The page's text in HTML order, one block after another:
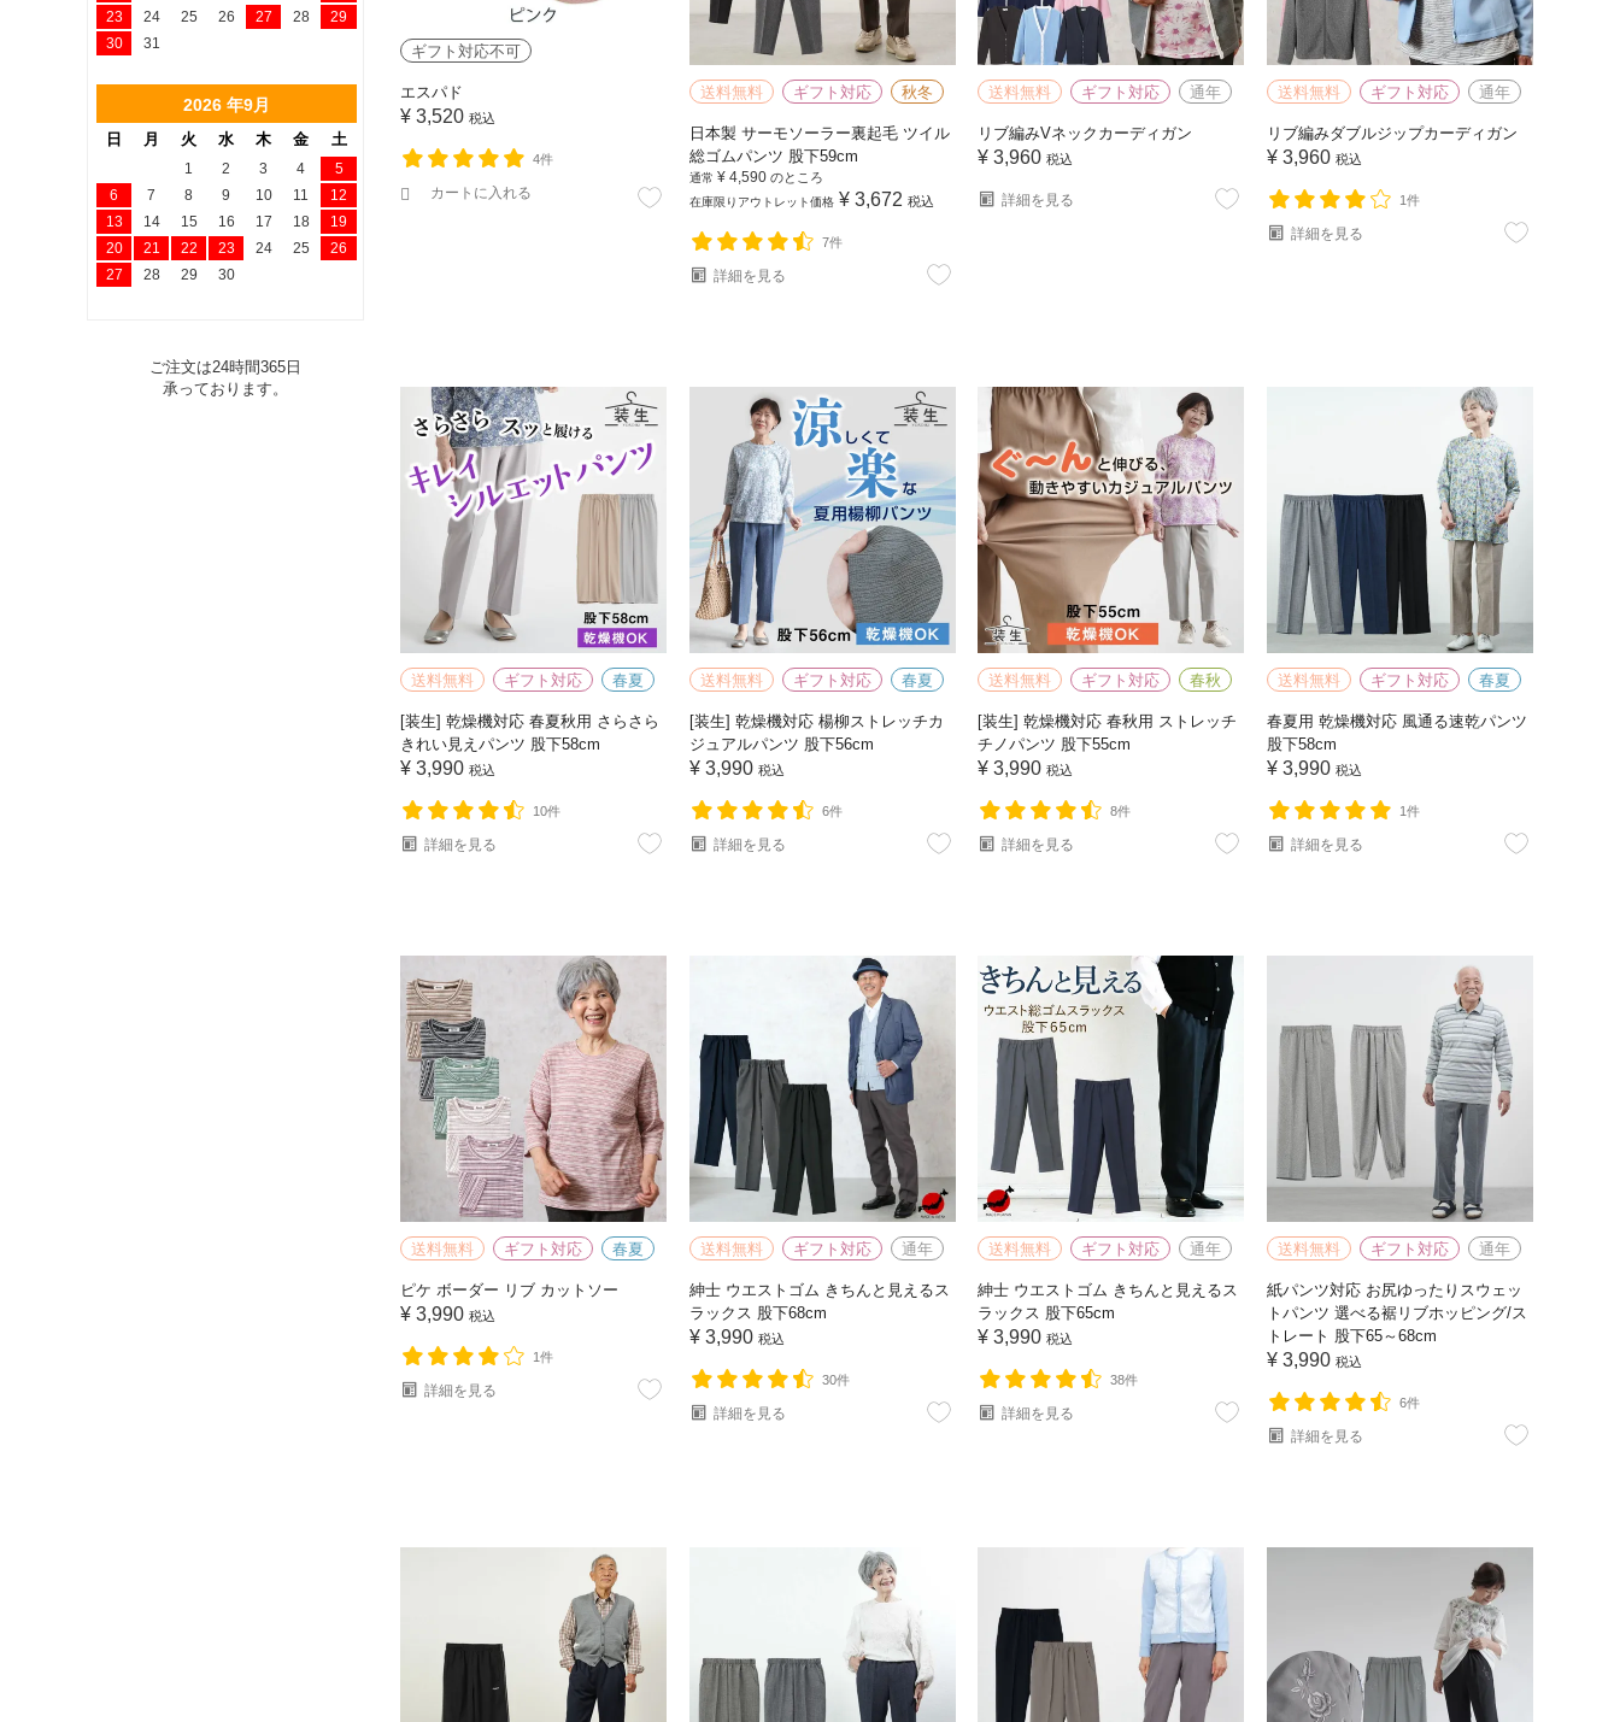
23
24 25 26 27 28
29
30
31
2026 年9月
日 月 火 水 木 金 土
1 2 3 4
5
6
7 8 9 10 11
12
13
14 15 16 17 18
19
20
21 22 23 24 25
26
27
28 29 30
ご注文は24時間365日
承っております。
ギフト対応不可
エスパド
¥ 3,520 税込
4件
カートに入れる
送料無料 ギフト対応 秋冬
日本製 サーモソーラー裏起毛 ツイル
総ゴムパンツ 股下59cm
通常 ¥ 4,590 のところ
在庫限りアウトレット価格 ¥ 3,672 税込
7件
詳細を見る
送料無料 ギフト対応 通年
リブ編みVネックカーディガン
¥ 3,960 税込
詳細を見る
送料無料 ギフト対応 通年
リブ編みダブルジップカーディガン
¥ 3,960 税込
1件
詳細を見る
送料無料 ギフト対応 春夏
[装生] 乾燥機対応 春夏秋用 さらさら
きれい見えパンツ 股下58cm
¥ 3,990 税込
10件
詳細を見る
送料無料 ギフト対応 春夏
[装生] 乾燥機対応 楊柳ストレッチカ
ジュアルパンツ 股下56cm
¥ 3,990 税込
6件
詳細を見る
送料無料 ギフト対応 春秋
[装生] 乾燥機対応 春秋用 ストレッチ
チノパンツ 股下55cm
¥ 3,990 税込
8件
詳細を見る
送料無料 ギフト対応 春夏
春夏用 乾燥機対応 風通る速乾パンツ
股下58cm
¥ 3,990 税込
1件
詳細を見る
送料無料 ギフト対応 春夏
ピケ ボーダー リブ カットソー
¥ 3,990 税込
1件
詳細を見る
送料無料 ギフト対応 通年
紳士 ウエストゴム きちんと見えるス
ラックス 股下68cm
¥ 3,990 税込
30件
詳細を見る
送料無料 ギフト対応 通年
紳士 ウエストゴム きちんと見えるス
ラックス 股下65cm
¥ 3,990 税込
38件
詳細を見る
送料無料 ギフト対応 通年
紙パンツ対応 お尻ゆったりスウェッ
トパンツ 選べる裾リブホッピング/ス
トレート 股下65～68cm
¥ 3,990 税込
6件
詳細を見る